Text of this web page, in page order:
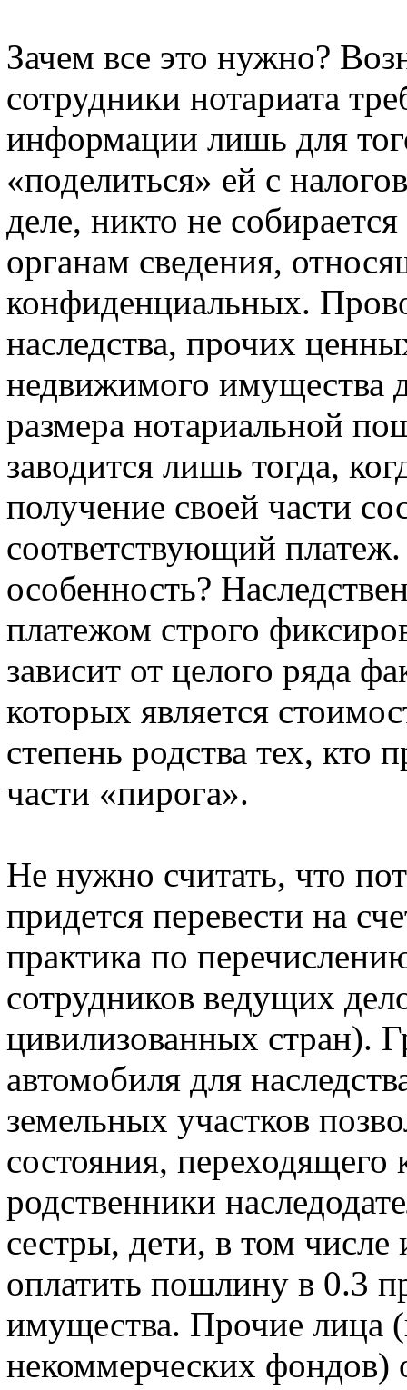
Зачем все это нужно?
сотрудники нотариата
информации лишь для
«поделиться» ей с
деле, никто не
органам сведения,
конфиденциальных.
наследства, прочих
недвижимого имущества
размера нотариальной
заводится лишь тогда,
получение своей части
соответствующий
особенность?
платежом строго
зависит от целого ряда
которых является
степень родства тех, кто
части «пирога».
Не нужно считать, что
придется перевести на
практика по
сотрудников ведущих
цивилизованных стран).
автомобиля для
земельных участков
состояния,
родственники
сестры, дети, в том
оплатить пошлину в 0.3
имущества. Прочие лица
некоммерческих фондов)